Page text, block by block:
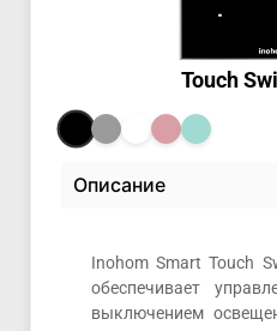
Touch
Описание
Inohom Smart Touch
обеспечивает
выключением